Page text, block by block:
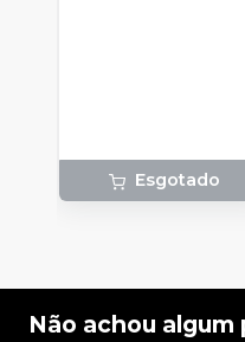
Esgotado
Não achou algum